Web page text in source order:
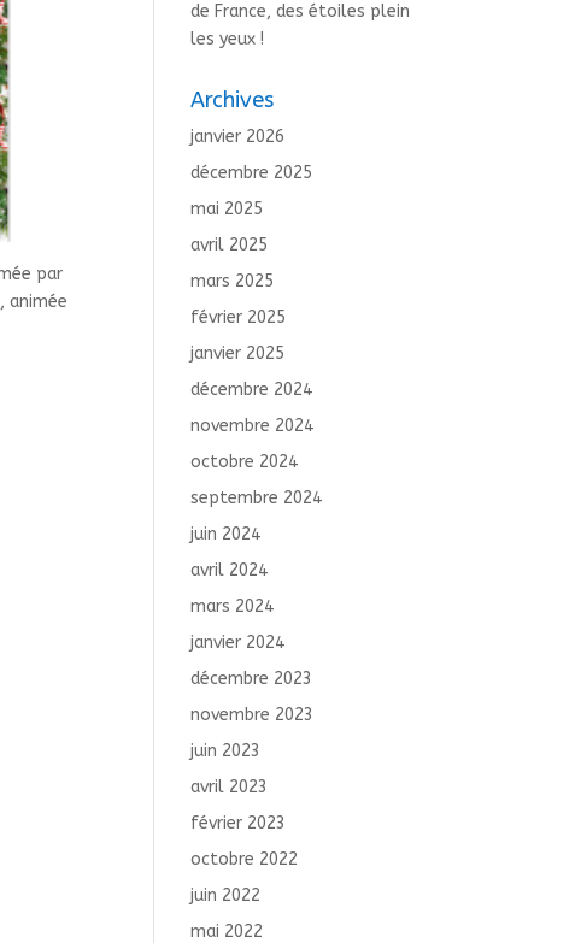
par
animée
de France, des étoiles plein
les yeux !
Archives
janvier 2026
décembre 2025
mai 2025
avril 2025
mars 2025
février 2025
janvier 2025
décembre 2024
novembre 2024
octobre 2024
septembre 2024
juin 2024
avril 2024
mars 2024
janvier 2024
décembre 2023
novembre 2023
juin 2023
avril 2023
février 2023
octobre 2022
juin 2022
mai 2022